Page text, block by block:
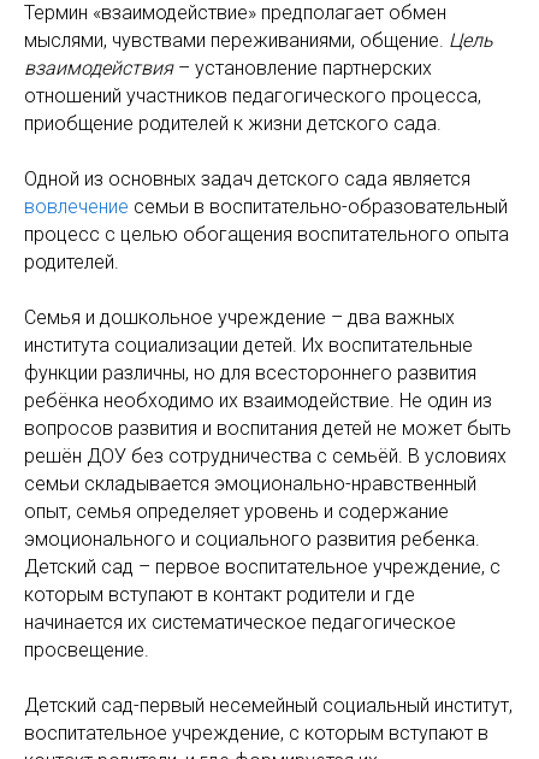
Термин «взаимодействие» предполагает обмен
мыслями, чувствами переживаниями, общение. Цель
взаимодействия– установление партнерских
отношений участников педагогического процесса,
приобщение родителей к жизни детского сада.
Одной из основных задач детского сада является
вовлечение семьи в воспитательно-образовательный
процесс с целью обогащения воспитательного опыта
родителей.
Семья и дошкольное учреждение – два важных
института социализации детей. Их воспитательные
функции различны, но для всестороннего развития
ребёнка необходимо их взаимодействие. Не один из
вопросов развития и воспитания детей не может быть
решён ДОУ без сотрудничества с семьёй. В условиях
семьи складывается эмоционально-нравственный
опыт, семья определяет уровень и содержание
эмоционального и социального развития ребенка.
Детский сад – первое воспитательное учреждение, с
которым вступают в контакт родители и где
начинается их систематическое педагогическое
просвещение.
Детский сад-первый несемейный социальный институт,
воспитательное учреждение, с которым вступают в